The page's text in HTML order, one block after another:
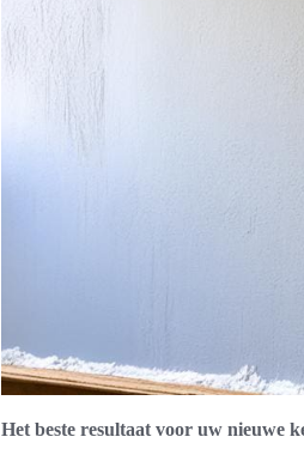
Het beste resultaat voor uw nieuwe